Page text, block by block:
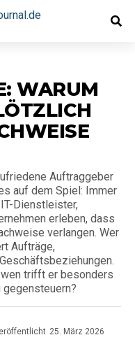
WARUM
Auftraggeber
auf dem Spiel: Immer
Dienstleister,
erleben, dass
verlangen. Wer
Aufträge,
trifft er besonders
25. März 2026